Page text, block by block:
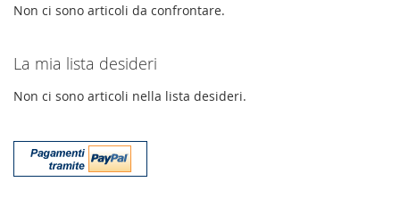
Non ci sono articoli da confrontare.
La mia lista desideri
Non ci sono articoli nella lista desideri.